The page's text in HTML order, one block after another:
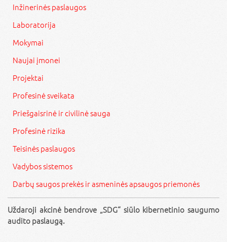
Inžinerinės paslaugos
Laboratorija
Mokymai
Naujai įmonei
Projektai
Profesinė sveikata
Priešgaisrinė ir civilinė sauga
Profesinė rizika
Teisinės paslaugos
Vadybos sistemos
Darbų saugos prekės ir asmeninės apsaugos priemonės
Uždaroji akcinė bendrove „SDG“ siūlo kibernetinio saugumo
audito paslaugą.